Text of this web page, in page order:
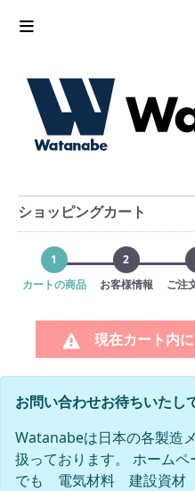
ショッピングカート
1
カートの商品
2
お客様情報
ご注
現在カート内
お問い合わせお待ちいたし
Watanabeは日本の各製造
扱っております。 ホーム
でも 電気材料 建設資材